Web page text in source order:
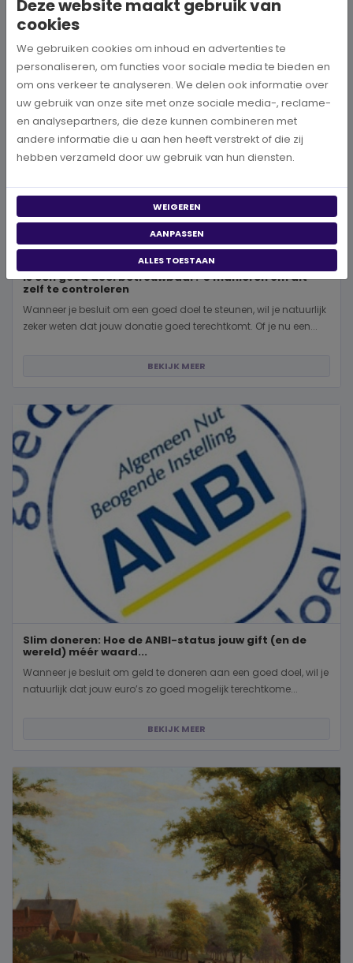
BEKIJK MEER
Is een goed doel betrouwbaar? 5 manieren om dit
zelf te controleren
Wanneer je besluit om een goed doel te steunen, wil je natuurlijk
zeker weten dat jouw donatie goed terechtkomt. Of je nu een...
BEKIJK MEER
Slim doneren: Hoe de ANBI-status jouw gift (en de
wereld) méér waard...
Wanneer je besluit om geld te doneren aan een goed doel, wil je
natuurlijk dat jouw euro’s zo goed mogelijk terechtkome...
BEKIJK MEER
Deze website maakt gebruik van
cookies
We gebruiken cookies om inhoud en advertenties te
personaliseren, om functies voor sociale media te bieden en
om ons verkeer te analyseren. We delen ook informatie over
uw gebruik van onze site met onze sociale media-, reclame-
en analysepartners, die deze kunnen combineren met
andere informatie die u aan hen heeft verstrekt of die zij
hebben verzameld door uw gebruik van hun diensten.
WEIGEREN
AANPASSEN
ALLES TOESTAAN